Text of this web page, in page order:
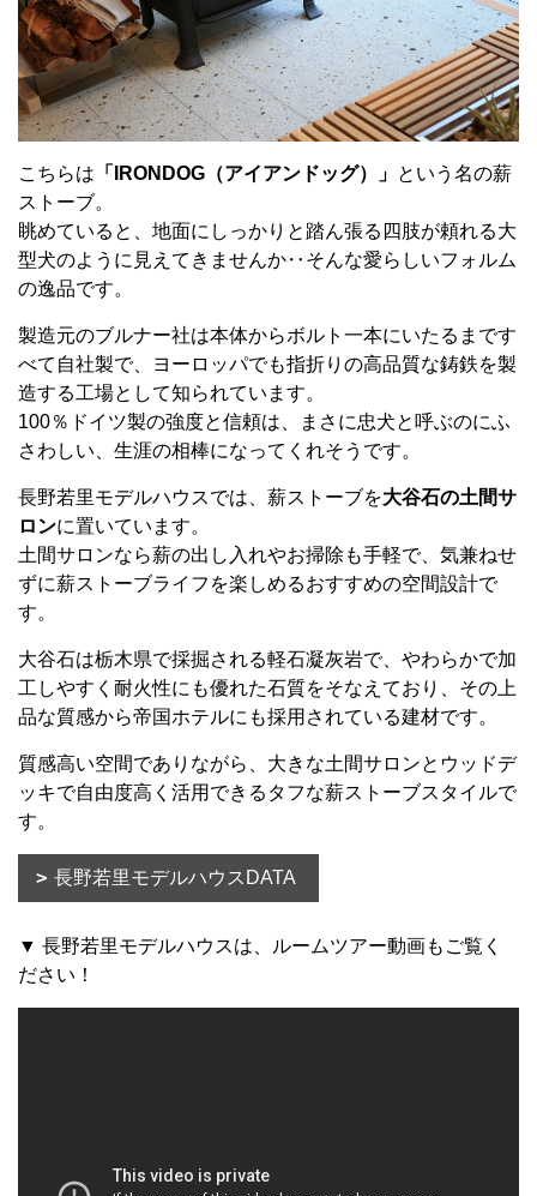
こちらは 「IRONDOG（アイアンドッグ）」 という名の薪
ストーブ。
眺めていると、地面にしっかりと踏ん張る四肢が頼れる大
型犬のように見えてきませんか‥そんな愛らしいフォルム
の逸品です。
製造元のブルナー社は本体からボルト一本にいたるまです
べて自社製で、ヨーロッパでも指折りの高品質な鋳鉄を製
造する工場として知られています。
100％ドイツ製の強度と信頼は、まさに忠犬と呼ぶのにふ
さわしい、生涯の相棒になってくれそうです。
長野若里モデルハウスでは、薪ストーブを大谷石の土間サ
ロンに置いています。
土間サロンなら薪の出し入れやお掃除も手軽で、気兼ねせ
ずに薪ストーブライフを楽しめるおすすめの空間設計で
す。
大谷石は栃木県で採掘される軽石凝灰岩で、やわらかで加
工しやすく耐火性にも優れた石質をそなえており、その上
品な質感から帝国ホテルにも採用されている建材です。
質感高い空間でありながら、大きな土間サロンとウッドデ
ッキで自由度高く活用できるタフな薪ストーブスタイルで
す。
長野若里モデルハウスDATA
▼ 長野若里モデルハウスは、ルームツアー動画もご覧く
ださい！